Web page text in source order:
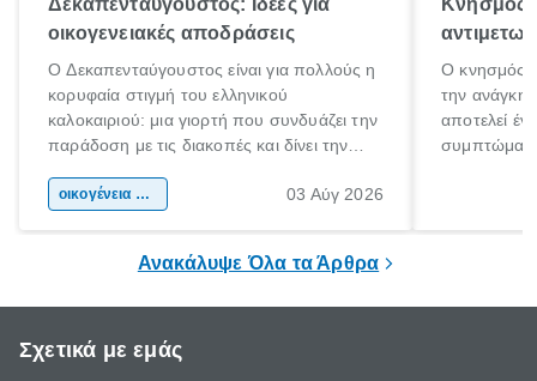
Δεκαπενταύγουστος: Ιδέες για
οικογενειακές αποδράσεις
Ο Δεκαπενταύγουστος είναι για πολλούς η
κορυφαία στιγμή του ελληνικού
καλοκαιριού: μια γιορτή που συνδυάζει την
παράδοση με τις διακοπές και δίνει την
χώρας. Είτε πρόκειται για λίγες μέρες
οικογένεια & παιδί 03 Αύγ 2026
Κνησμός:
Ο κνησμός
την ανάγκη
αποτελεί
Ανακάλυψε Όλα τα Άρθρα
Σχετικά με εμάς